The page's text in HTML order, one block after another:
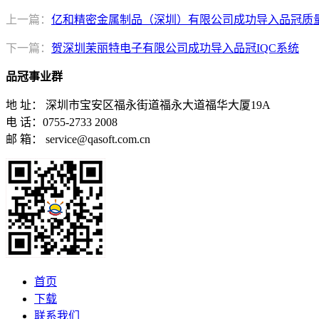
上一篇： 亿和精密金属制品（深圳）有限公司成功导入品冠质
下一篇： 贺深圳茉丽特电子有限公司成功导入品冠IQC系统
品冠事业群
地 址： 深圳市宝安区福永街道福永大道福华大厦19A
电 话：0755-2733 2008
邮 箱： service@qasoft.com.cn
首页
下载
联系我们